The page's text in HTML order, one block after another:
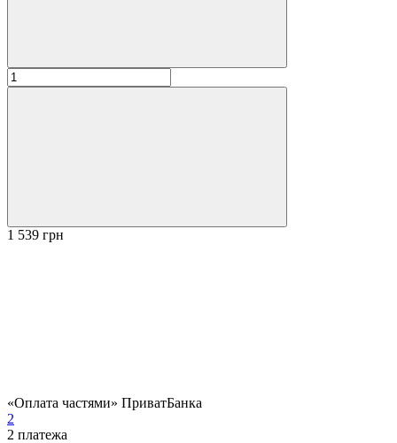
1 539 грн
«Оплата частями» ПриватБанка
2
2 платежа